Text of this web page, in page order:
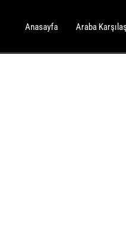
Anasayfa Araba